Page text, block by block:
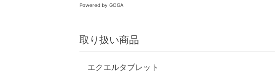
Powered by GOGA
取り扱い商品
エクエルタブレット